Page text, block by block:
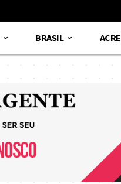
BRASIL ACRE